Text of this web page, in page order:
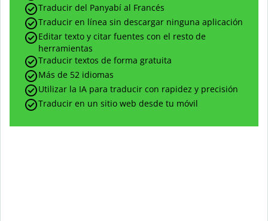
Traducir del Panyabí al Francés
Traducir en línea sin descargar ninguna aplicación
Editar texto y citar fuentes con el resto de
herramientas
Traducir textos de forma gratuita
Más de 52 idiomas
Utilizar la IA para traducir con rapidez y precisión
Traducir en un sitio web desde tu móvil